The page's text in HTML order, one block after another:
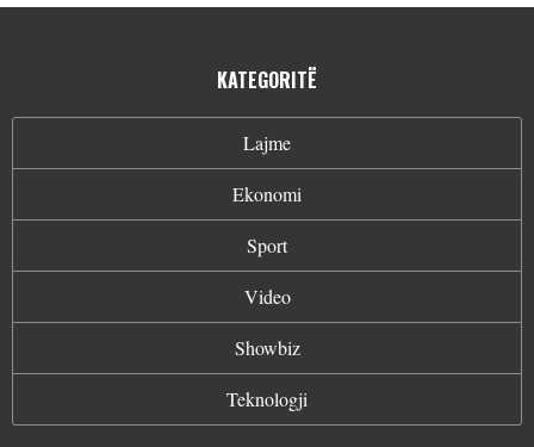
KATEGORITË
Lajme
Ekonomi
Sport
Video
Showbiz
Teknologji